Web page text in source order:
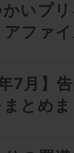
かいプ
ファ
7月】
とめ